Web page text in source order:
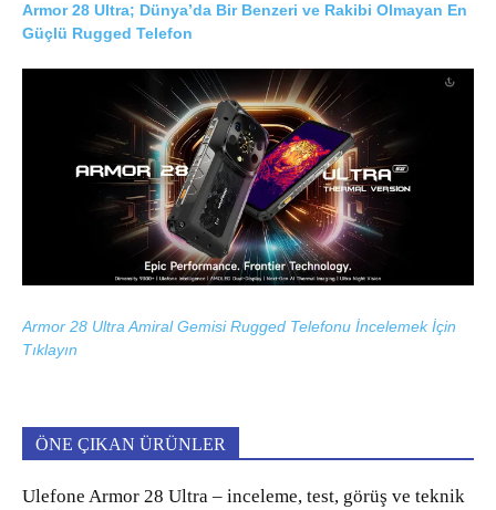
Armor 28 Ultra; Dünya’da Bir Benzeri ve Rakibi Olmayan En
Güçlü Rugged Telefon
Armor 28 Ultra Amiral Gemisi Rugged Telefonu İncelemek İçin
Tıklayın
ÖNE ÇIKAN ÜRÜNLER
Ulefone Armor 28 Ultra – inceleme, test, görüş ve teknik